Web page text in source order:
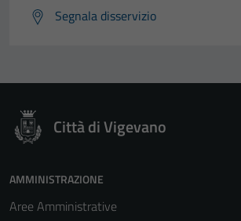
Segnala disservizio
Città di Vigevano
AMMINISTRAZIONE
Aree Amministrative